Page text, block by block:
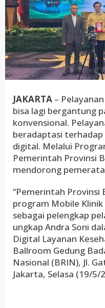
JAKARTA –
bisa lagi bergantung
konvensional.
beradaptasi
digital. Melalui
Pemerintah Provinsi
mendorong
“Pemerintah Provinsi
program Mobile
sebagai pelengkap
ungkap Andra Soni
Digital Layanan
Ballroom Gedung
Nasional (BRIN), Jl.
Jakarta, Selasa (19/5/